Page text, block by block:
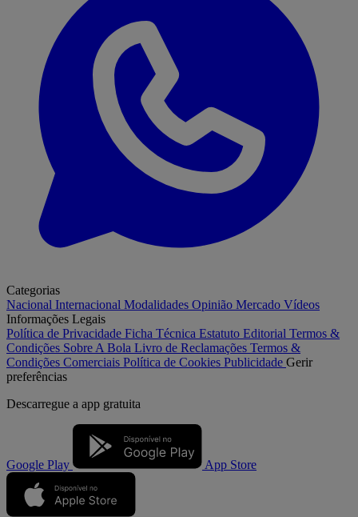
Categorias
Nacional Internacional Modalidades Opinião Mercado Vídeos
Informações Legais
Política de Privacidade Ficha Técnica Estatuto Editorial Termos &
Condições Sobre A Bola Livro de Reclamações Termos &
Condições Comerciais Política de Cookies Publicidade Gerir
preferências
Descarregue a app gratuita
Google Play App Store